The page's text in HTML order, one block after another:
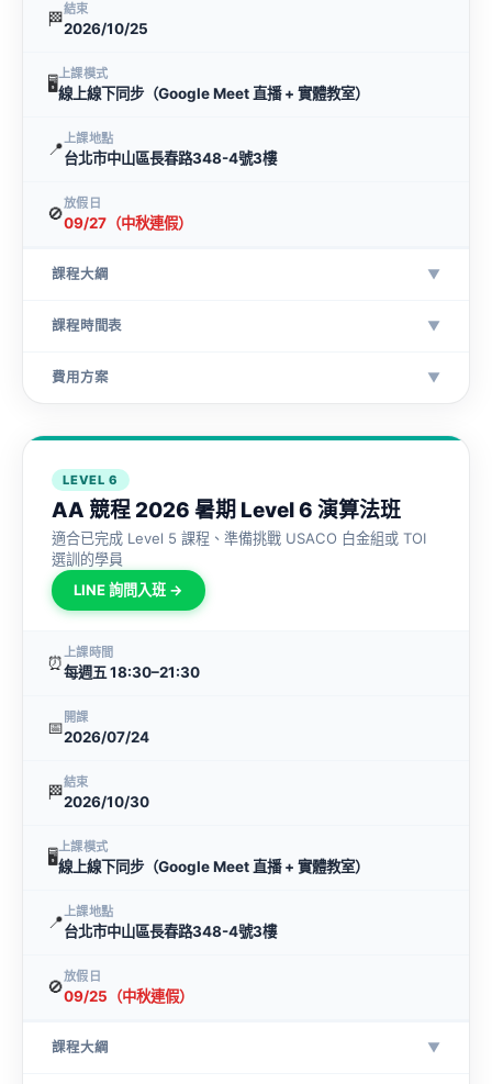
🏁結束
2026/10/25
🖥上課模式
線上線下同步（Google Meet 直播 + 實體教室）
📍上課地點
台北市中山區長春路348-4號3樓
🚫放假日
09/27（中秋連假）
課程大綱 ▼
課程時間表 ▼
費用方案 ▼
LEVEL 6
AA 競程 2026 暑期 Level 6 演算法班
適合已完成 Level 5 課程、準備挑戰 USACO 白金組或 TOI
選訓的學員
LINE 詢問入班 →
⏰上課時間
每週五 18:30–21:30
📅 開課
2026/07/24
🏁結束
2026/10/30
🖥上課模式
線上線下同步（Google Meet 直播 + 實體教室）
📍上課地點
台北市中山區長春路348-4號3樓
🚫放假日
09/25（中秋連假）
課程大綱 ▼